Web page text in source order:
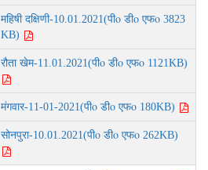
महिषी दक्षिणी-10.01.2021(पीo डीo एफo 3823
KB)
रौता खेम-11.01.2021(पीo डीo एफo 1121KB)
मंगवार-11-01-2021(पीo डीo एफo 180KB)
सोनपुरा-10.01.2021(पीo डीo एफo 262KB)